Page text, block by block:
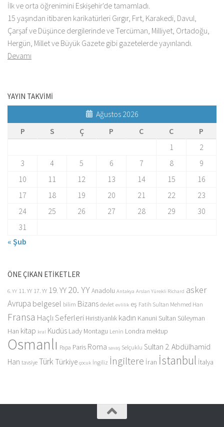
İlk ve orta öğrenimini Eskişehir'de tamamladı.
15 yaşından itibaren karikatürleri Gırgır, Fırt, Karakedi, Davul,
Çarşaf ve Düşünce dergilerinde ve Tercüman, Milliyet, Ortadoğu,
Hergün, Millet ve Büyük Gazete gibi gazetelerde yayınlandı.
Devamı
YAYIN TAKVİMİ
Ağustos 2026
P
S Ç P C C
P
1
2
3
4 5 6 7 8
9
10
11 12 13 14 15
16
17
18 19 20 21 22
23
24
25 26 27 28 29
30
31
« Şub
ÖNE ÇIKAN ETİKETLER
6. YY 11. YY 17. YY 19. YY20. YYAnadolu Antakya Arslan Yürekli Richard asker
Avrupa belgesel bilim Bizans devlet evlilik eş Fatih Sultan Mehmed Han
Fransa Haçlı Seferleri Hıristiyanlık kadın Kanuni Sultan Süleyman
Han kitap kral Kudüs Lady Montagu Lenin Londra mektup
Osmanlı Papa Paris Roma savaş Selçuklu Sultan 2. Abdülhamid
Han tavsiye Türk Türkiye çocuk İngiliz İngiltere İran İstanbul İtalya